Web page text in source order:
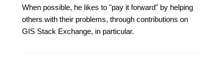
When possible, he likes to "pay it forward" by helping
others with their problems, through contributions on
GIS Stack Exchange, in particular.